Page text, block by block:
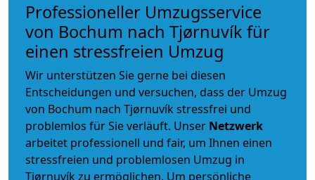
Professioneller Umzugsservice
von Bochum nach Tjørnuvík für
einen stressfreien Umzug
Wir unterstützen Sie gerne bei diesen
Entscheidungen und versuchen, dass der Umzug
von Bochum nach Tjørnuvík stressfrei und
problemlos für Sie verläuft. Unser Netzwerk
arbeitet professionell und fair, um Ihnen einen
stressfreien und problemlosen Umzug in
Tjørnuvík zu ermöglichen. Um persönliche